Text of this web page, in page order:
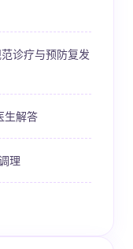
诊疗与预防复发
生解答
理